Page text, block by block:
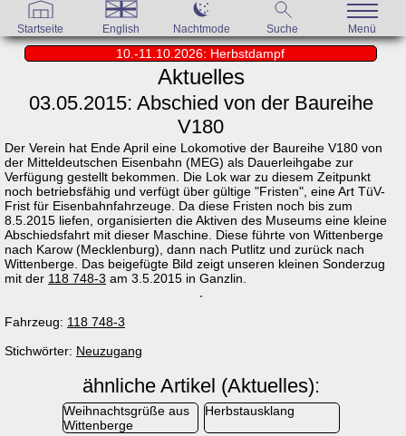
Startseite English Nachtmode Suche Menü
10.-11.10.2026: Herbstdampf
Aktuelles
03.05.2015: Abschied von der Baureihe
V180
Der Verein hat Ende April eine Lokomotive der Baureihe V180 von
der Mitteldeutschen Eisenbahn (MEG) als Dauerleihgabe zur
Verfügung gestellt bekommen. Die Lok war zu diesem Zeitpunkt
noch betriebsfähig und verfügt über gültige "Fristen", eine Art TüV-
Frist für Eisenbahnfahrzeuge. Da diese Fristen noch bis zum
8.5.2015 liefen, organisierten die Aktiven des Museums eine kleine
Abschiedsfahrt mit dieser Maschine. Diese führte von Wittenberge
nach Karow (Mecklenburg), dann nach Putlitz und zurück nach
Wittenberge. Das beigefügte Bild zeigt unseren kleinen Sonderzug
mit der 118 748-3 am 3.5.2015 in Ganzlin.
Fahrzeug: 118 748-3
Stichwörter: Neuzugang
ähnliche Artikel (Aktuelles):
Weihnachtsgrüße aus
Wittenberge
Herbstausklang